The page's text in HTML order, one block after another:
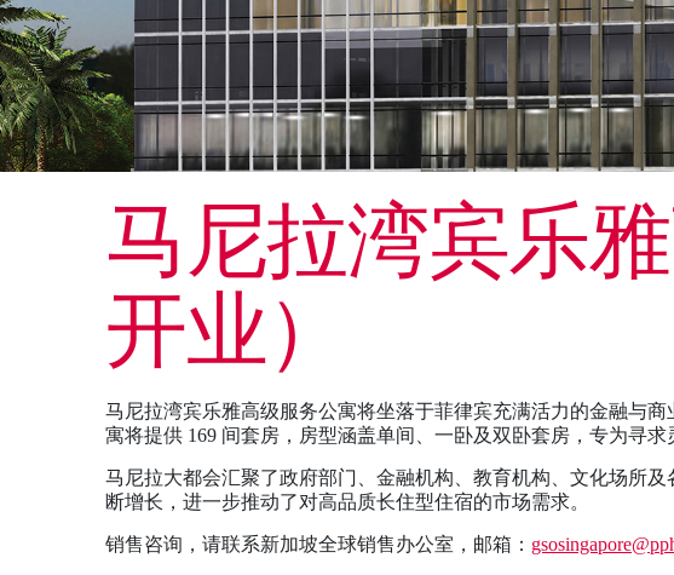
马尼拉湾宾乐
开业）
马尼拉湾宾乐雅高级服务公寓将坐落于菲律宾充满活力的金融与
寓将提供 169 间套房，房型涵盖单间、一卧及双卧套房，专为寻求
马尼拉大都会汇聚了政府部门、金融机构、教育机构、文化场所
断增长，进一步推动了对高品质长住型住宿的市场需求。
销售咨询，请联系新加坡全球销售办公室，邮箱： gsosingapore